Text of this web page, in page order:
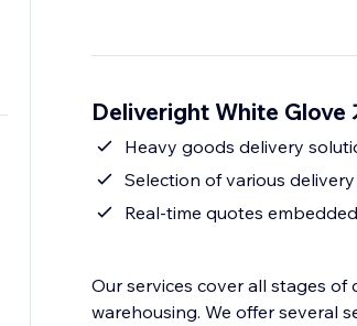
Deliveright White Glove
Heavy goods delivery
Selection of various
Real-time quotes
Our services cover all stages
warehousing. We offer several service levels, ranging from White Glove with Deluxe, Room of